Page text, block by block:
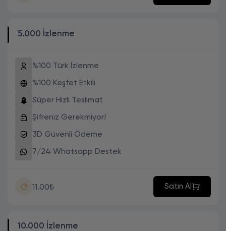
5.000 İzlenme
%100 Türk İzlenme
%100 Keşfet Etkili
Süper Hızlı Teslimat
Şifreniz Gerekmiyor!
3D Güvenli Ödeme
7/24 Whatsapp Destek
11.00₺ Satın Al
10.000 İzlenme